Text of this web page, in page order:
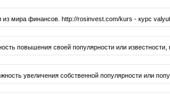
из мира финансов. http://rosinvest.com/kurs - курс
повышения своей популярности или
увеличения собственной популярности или